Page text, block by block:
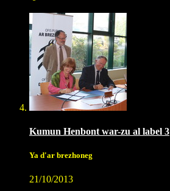
Kumun Henbont war-zu al label 3
Ya d'ar brezhoneg
21/10/2013